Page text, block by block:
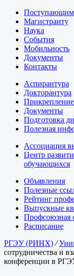
Поступающим
Магистранту
Наука
События
Мобильность
Документы
Контакты
Аспирантура
Докторантура
Прикрепление
Документы
Подготовка
Полезная
Ассоциация
Центр
обучающихся
Объявления
Полезные
Рейтинг
Выпускные
Профсоюзная
Расписание
РГЭУ (РИНХ) /
сотрудничества и
конференции в